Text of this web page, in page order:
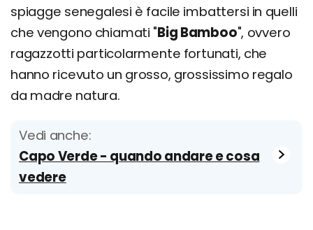
spiagge senegalesi è facile imbattersi in quelli
che vengono chiamati "Big Bamboo", ovvero
ragazzotti particolarmente fortunati, che
hanno ricevuto un grosso, grossissimo regalo
da madre natura.
Vedi anche:
Capo Verde - quando andare e cosa
vedere